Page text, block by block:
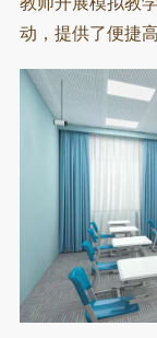
动 ， 提供了便捷